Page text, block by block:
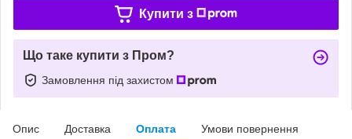
Купити з
Що таке купити з Пром?
Замовлення під захистом
Опис Доставка Оплата Умови повернення